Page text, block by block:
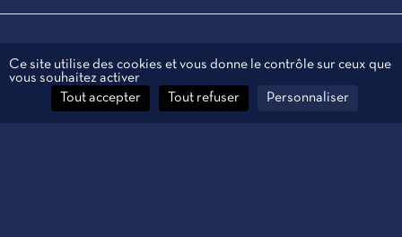
Legal information
Contact
Ce site utilise des cookies et vous donne le contrôle sur ceux que
vous souhaitez activer
Tout accepter
Tout refuser Personnaliser